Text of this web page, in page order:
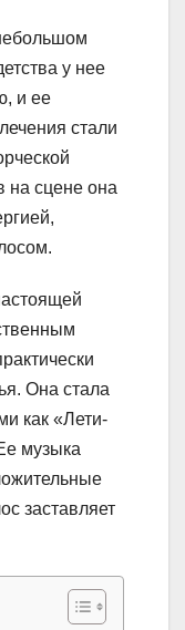
у нее
и ее
стали
на сцене она
Она стала
как «Лети-
музыка
заставляет